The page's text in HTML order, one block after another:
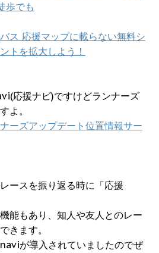
歩でも
ス 応援マップに載らない無料シ
トを拡大しよう！
応援ナビ)ですけどランナーズ
よ。
ーズアップデート位置情報サー
ースを振り返る時に「応援
能もあり、知人や友人とのレー
きます。
が導入されていましたのでぜ